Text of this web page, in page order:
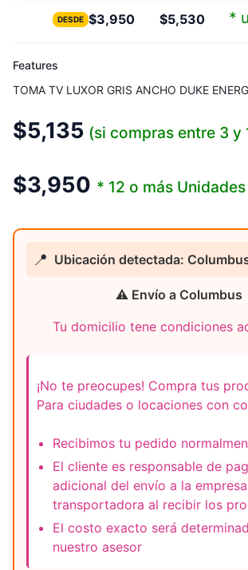
DESDE $3,950 $5,530 *
Features
TOMA TV LUXOR GRIS ANCHO DUKE
$5,135 (si compras entre 3 y
$3,950 * 12 o más Unidades
📍 Ubicación detectada:
⚠️ Envío a Columbus
Tu domicilio tene condiciones
¡No te preocupes! Compra tus
Para ciudades o locaciones con
Recibimos tu pedido
El cliente es responsable de
adicional del envío a la empresa
transportadora al recibir los
El costo exacto será
nuestro asesor